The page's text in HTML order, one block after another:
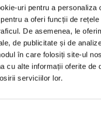
uri pentru a personaliza
a oferi funcții de
De asemenea, le
de publicitate și de
în care folosiți site-ul
cu alte informații oferite de
serviciilor lor.
- Poezie
6,00 Lei
coș
Ionel
Pret: